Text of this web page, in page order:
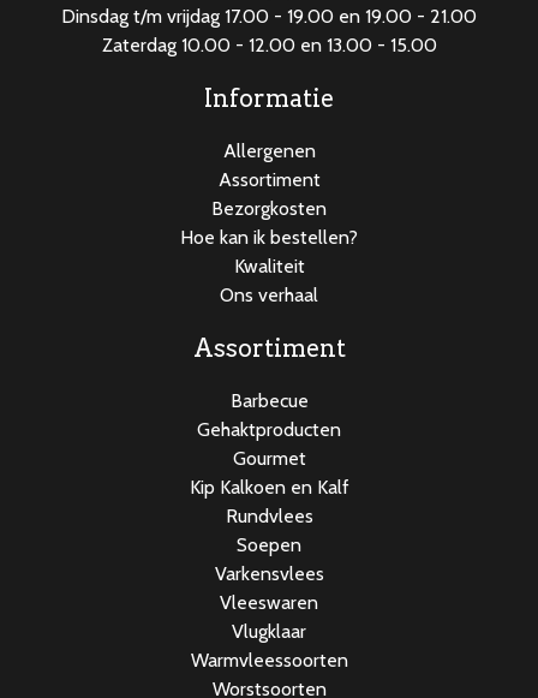
Dinsdag t/m vrijdag 17.00 - 19.00 en 19.00 - 21.00
Zaterdag 10.00 - 12.00 en 13.00 - 15.00
Informatie
Allergenen
Assortiment
Bezorgkosten
Hoe kan ik bestellen?
Kwaliteit
Ons verhaal
Assortiment
Barbecue
Gehaktproducten
Gourmet
Kip Kalkoen en Kalf
Rundvlees
Soepen
Varkensvlees
Vleeswaren
Vlugklaar
Warmvleessoorten
Worstsoorten